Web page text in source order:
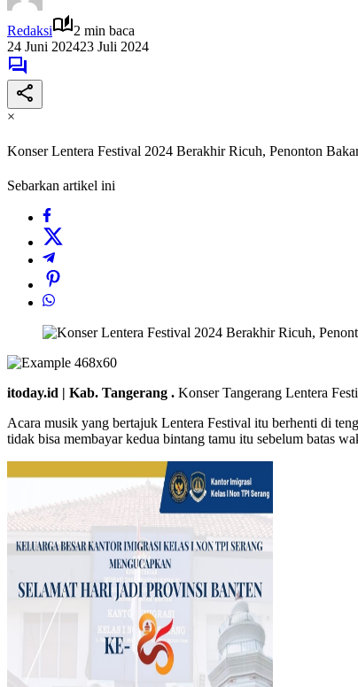
Redaksi
2 min baca
24 Juni 202423 Juli 2024
×
Konser Lentera Festival 2024 Berakhir Ricuh, Penonton
Sebarkan artikel ini
itoday.id | Kab. Tangerang . Konser Tangerang Lentera
Acara musik yang bertajuk Lentera Festival itu berhenti di
tidak bisa membayar kedua bintang tamu itu sebelum batas